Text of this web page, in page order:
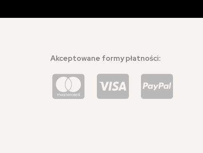
Akceptowane formy płatności: